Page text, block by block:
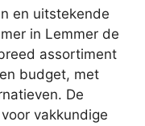
en uitstekende
in Lemmer de
assortiment
budget, met
De
vakkundige